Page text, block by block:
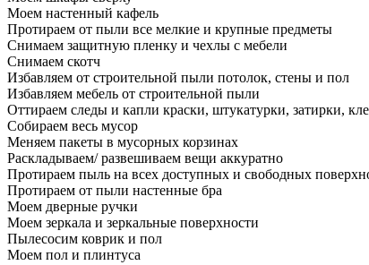
Моем настенный кафель
Протираем от пыли все мелкие и крупные предметы
Снимаем защитную пленку и чехлы с мебели
Снимаем скотч
Избавляем от строительной пыли потолок, стены и пол
Избавляем мебель от строительной пыли
Оттираем следы и капли краски, штукатурки, затирки,
Собираем весь мусор
Меняем пакеты в мусорных корзинах
Раскладываем/ развешиваем вещи аккуратно
Протираем пыль на всех доступных и свободных
Протираем от пыли настенные бра
Моем дверные ручки
Моем зеркала и зеркальные поверхности
Пылесосим коврик и пол
Моем пол и плинтуса